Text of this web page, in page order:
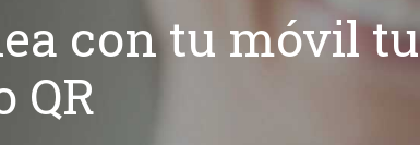
con tu móvil tu
QR